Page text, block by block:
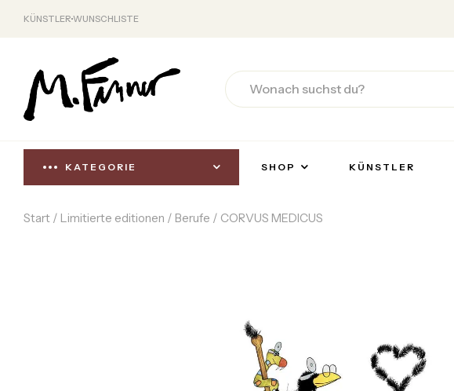
KÜNSTLER WUNSCHLISTE
KATEGORIE SHOP KÜNSTLER
Start / Limitierte editionen / Berufe / CORVUS MEDICUS